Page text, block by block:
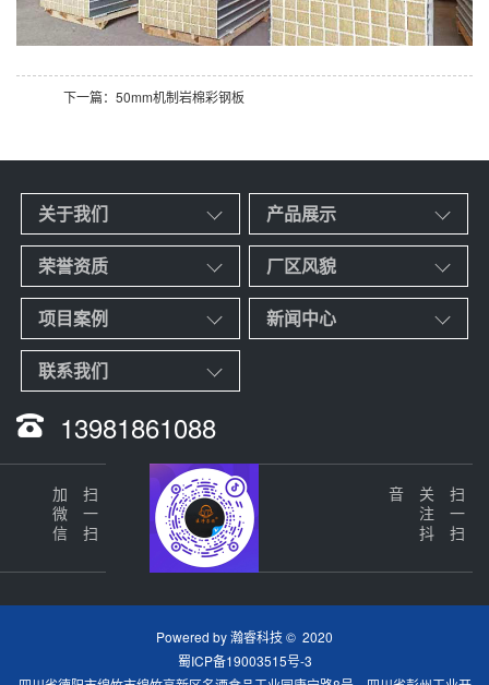
下一篇：50mm机制岩棉彩钢板
关于我们 产品展示
荣誉资质 厂区风貌
项目案例 新闻中心
联系我们
13981861088
扫一扫
加微信 扫一扫
关
注
抖
音
Powered by瀚睿科技© 2020
蜀ICP备19003515号-3